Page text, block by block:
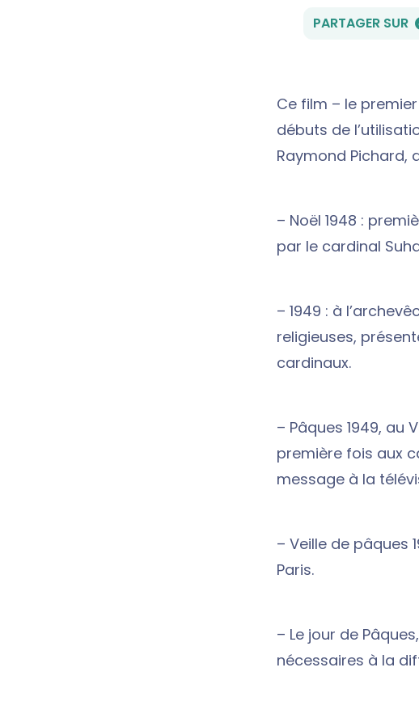
PARTAGER SUR
Ce film – le
débuts de
Raymond Pichard,
– Noël 1948 :
par le cardinal
– 1949 : à
religieuses,
cardinaux.
– Pâques 1949, au
première fois aux
message à la
– Veille de pâques
Paris.
– Le jour de
nécessaires à la